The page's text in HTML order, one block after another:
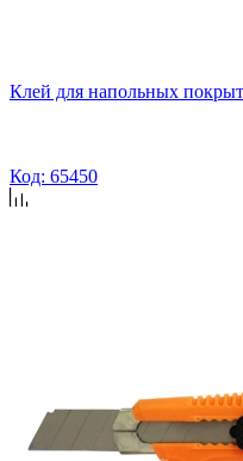
Клей для напольных
Код: 65450